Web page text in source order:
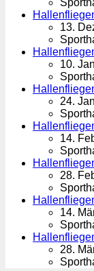
13.
10.
24.
14.
28.
14.
28.